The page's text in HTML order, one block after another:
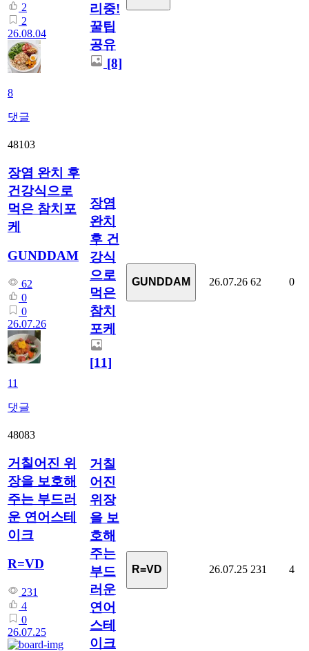
2
2
26.08.04
8
댓글
리중!
꿀팁
공유
[8]
48103
장염 완치 후
건강식으로
먹은 참치포
케
GUNDDAM
62
0
0
26.07.26
11
댓글
장염
완치
후 건
강식
으로
먹은
참치
포케
[11]
GUNDDAM 26.07.26 62 0
48083
거칠어진 위
장을 보호해
주는 부드러
운 연어스테
이크
R=VD
231
4
0
26.07.25
거칠
어진
위장
을 보
호해
주는
부드
러운
연어
스테
이크
R=VD 26.07.25 231 4